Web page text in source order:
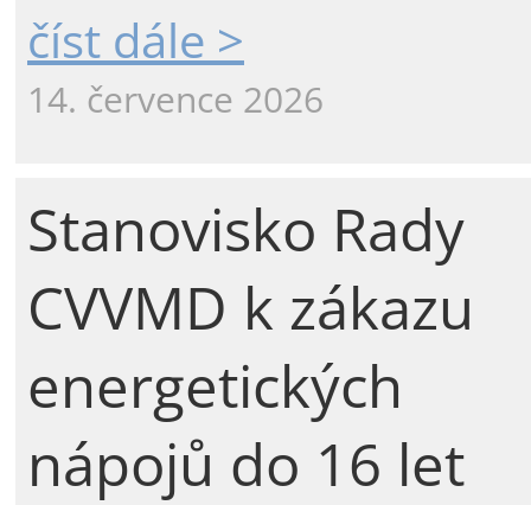
číst dále >
14. července 2026
Stanovisko Rady
CVVMD k zákazu
energetických
nápojů do 16 let